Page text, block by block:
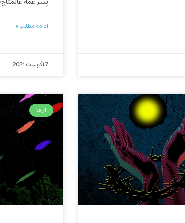
پسرِ عمه
ادامه مطلب »
7 آگوست 2021
از ما